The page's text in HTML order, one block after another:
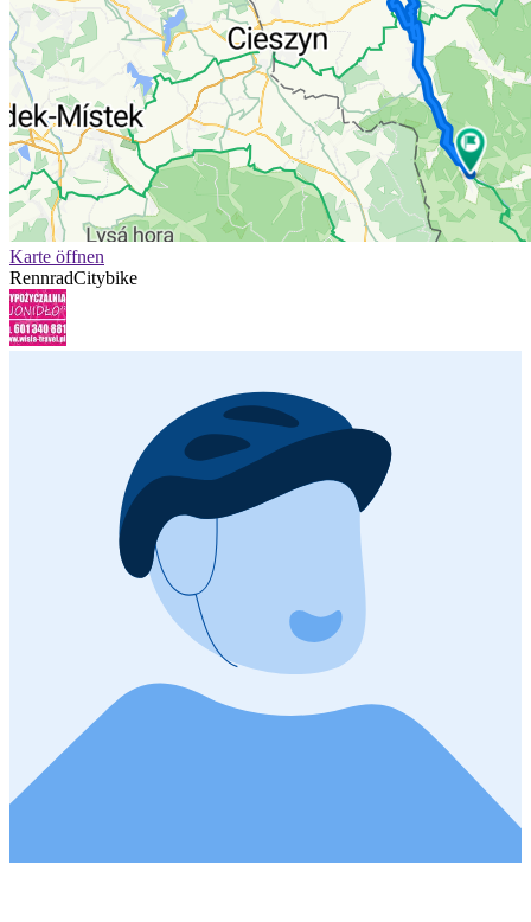
Karte öffnen
RennradCitybike